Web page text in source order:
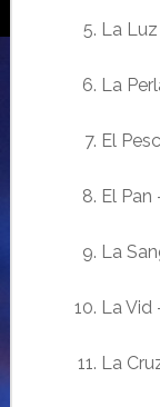
La Luz
La
El
El Pan
La
La Vid
La Cru